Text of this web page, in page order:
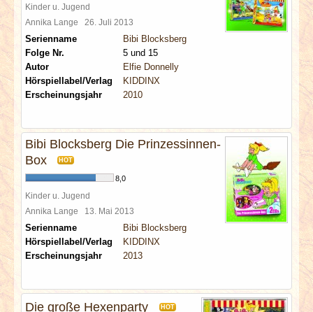
Kinder u. Jugend
Annika Lange 26. Juli 2013
Serienname
Bibi Blocksberg
Folge Nr.
5 und 15
Autor
Elfie Donnelly
Hörspiellabel/Verlag
KIDDINX
Erscheinungsjahr
2010
Bibi Blocksberg Die Prinzessinnen-
Box
HOT
8,0
Kinder u. Jugend
Annika Lange 13. Mai 2013
Serienname
Bibi Blocksberg
Hörspiellabel/Verlag
KIDDINX
Erscheinungsjahr
2013
Die große Hexenparty HOT